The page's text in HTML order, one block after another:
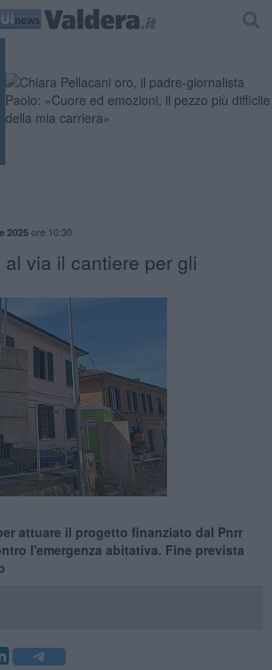
2025ore 10:30
al via il cantiere per gli
attuare il progetto finanziato dal Pnrr
l'emergenza abitativa. Fine prevista